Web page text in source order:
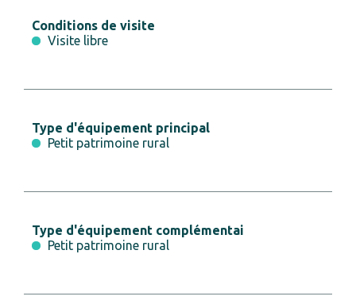
Conditions de visite
Visite libre
Type d'équipement principal
Petit patrimoine rural
Type d'équipement complémentai
Petit patrimoine rural